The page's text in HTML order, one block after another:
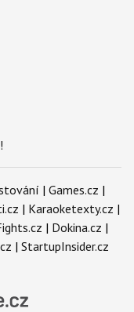
| Games.cz |
| Karaoketexty.cz |
| Dokina.cz |
| StartupInsider.cz